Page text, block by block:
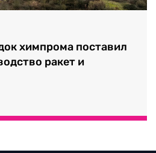
химпрома поставил
ракет и